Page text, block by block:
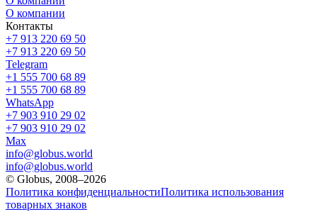
О компании
Контакты
+7 913 220 69 50
+7 913 220 69 50
Telegram
+1 555 700 68 89
+1 555 700 68 89
WhatsApp
+7 903 910 29 02
+7 903 910 29 02
Max
info@globus.world
info@globus.world
© Globus, 2008–2026
Политика конфиденциальностиПолитика использования
товарных знаков